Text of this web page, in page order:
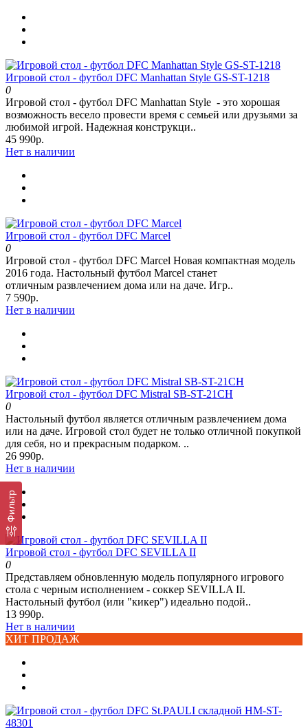
Фильтр
Игровой стол - футбол DFC Manhattan Style GS-ST-1218
0
Игровой стол - футбол DFC Manhattan Style - это хорошая
возможность весело провести время с семьей или друзьями за
любимой игрой. Надежная конструкци..
45 990р.
Нет в наличии
Игровой стол - футбол DFC Marcel
0
Игровой стол - футбол DFC Marcel Новая компактная модель
2016 года. Настольный футбол Marcel станет
отличным развлечением дома или на даче. Игр..
7 590р.
Нет в наличии
Игровой стол - футбол DFC Mistral SB-ST-21CH
0
Настольный футбол является отличным развлечением дома
или на даче. Игровой стол будет не только отличной покупкой
для себя, но и прекрасным подарком. ..
26 990р.
Нет в наличии
Игровой стол - футбол DFC SEVILLA II
0
Представляем обновленную модель популярного игрового
стола с черным исполнением - соккер SEVILLA II.
Настольный футбол (или "кикер") идеально подой..
13 990р.
Нет в наличии
ХИТ ПРОДАЖ